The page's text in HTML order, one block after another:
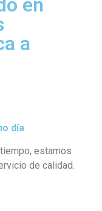
en
a
día
estamos
de calidad.